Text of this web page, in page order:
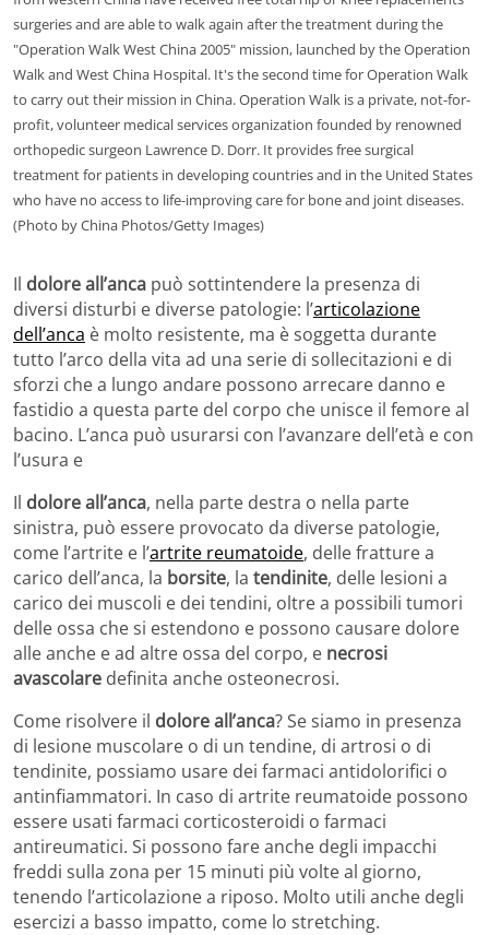
surgeries and are able to walk again after the treatment during the
"Operation Walk West China 2005" mission, launched by the Operation
Walk and West China Hospital. It's the second time for Operation Walk
to carry out their mission in China. Operation Walk is a private, not-for-
profit, volunteer medical services organization founded by renowned
orthopedic surgeon Lawrence D. Dorr. It provides free surgical
treatment for patients in developing countries and in the United States
who have no access to life-improving care for bone and joint diseases.
(Photo by China Photos/Getty Images)
Il dolore all’anca può sottintendere la presenza di
diversi disturbi e diverse patologie: l’articolazione
dell’anca è molto resistente, ma è soggetta durante
tutto l’arco della vita ad una serie di sollecitazioni e di
sforzi che a lungo andare possono arrecare danno e
fastidio a questa parte del corpo che unisce il femore al
bacino. L’anca può usurarsi con l’avanzare dell’età e con
l’usura e
Il dolore all’anca, nella parte destra o nella parte
sinistra, può essere provocato da diverse patologie,
come l’artrite e l’artrite reumatoide, delle fratture a
carico dell’anca, la borsite, la tendinite, delle lesioni a
carico dei muscoli e dei tendini, oltre a possibili tumori
delle ossa che si estendono e possono causare dolore
alle anche e ad altre ossa del corpo, e necrosi
avascolare definita anche osteonecrosi.
Come risolvere il dolore all’anca? Se siamo in presenza
di lesione muscolare o di un tendine, di artrosi o di
tendinite, possiamo usare dei farmaci antidolorifici o
antinfiammatori. In caso di artrite reumatoide possono
essere usati farmaci corticosteroidi o farmaci
antireumatici. Si possono fare anche degli impacchi
freddi sulla zona per 15 minuti più volte al giorno,
tenendo l’articolazione a riposo. Molto utili anche degli
esercizi a basso impatto, come lo stretching.